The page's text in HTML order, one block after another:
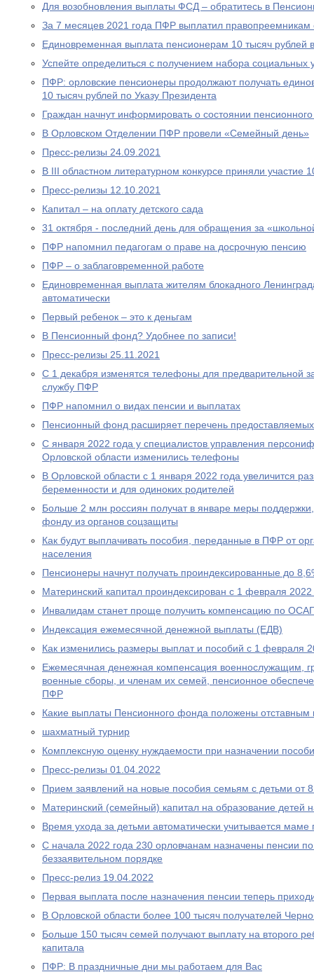
Для возобновления выплаты ФСД – обратитесь в
За 7 месяцев 2021 года ПФР выплатил
Единовременная выплата пенсионерам 10 тысяч рублей
Успейте определиться с получением набора социальных
ПФР: орловские пенсионеры продолжают получать
10 тысяч рублей по Указу Президента
Граждан начнут информировать о состоянии
В Орловском Отделении ПФР провели «Семейный день»
Пресс-релизы 24.09.2021
В III областном литературном конкурсе приняли участие
Пресс-релизы 12.10.2021
Капитал – на оплату детского сада
31 октября - последний день для обращения за
ПФР напомнил педагогам о праве на досрочную пенсию
ПФР – о заблаговременной работе
Единовременная выплата жителям блокадного
автоматически
Первый ребенок – это к деньгам
В Пенсионный фонд? Удобнее по записи!
Пресс-релизы 25.11.2021
С 1 декабря изменятся телефоны для предварительной
службу ПФР
ПФР напомнил о видах пенсии и выплатах
Пенсионный фонд расширяет перечень
С января 2022 года у специалистов управления
Орловской области изменились телефоны
В Орловской области с 1 января 2022 года увеличится
беременности и для одиноких родителей
Больше 2 млн россиян получат в январе меры
фонду из органов соцзащиты
Как будут выплачивать пособия, переданные в ПФР от
населения
Пенсионеры начнут получать проиндексированные до
Материнский капитал проиндексирован с 1 февраля 2022
Инвалидам станет проще получить компенсацию по
Индексация ежемесячной денежной выплаты (ЕДВ)
Как изменились размеры выплат и пособий с 1 февраля
Ежемесячная денежная компенсация военнослужащим,
военные сборы, и членам их семей, пенсионное
ПФР
Какие выплаты Пенсионного фонда положены
шахматный турнир
Комплексную оценку нуждаемости при назначении
Пресс-релизы 01.04.2022
Прием заявлений на новые пособия семьям с детьми от
Материнский (семейный) капитал на образование детей
Время ухода за детьми автоматически учитывается
С начала 2022 года 230 орловчанам назначены пенсии
беззаявительном порядке
Пресс-релиз 19.04.2022
Первая выплата после назначения пенсии теперь
В Орловской области более 100 тысяч получателей
Больше 150 тысяч семей получают выплату на второго
капитала
ПФР: В праздничные дни мы работаем для Вас